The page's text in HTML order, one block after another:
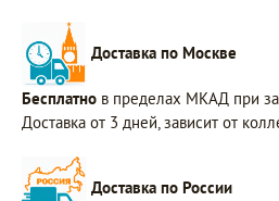
Доставка по Москве
Бесплатно в пределах МКАД при
Доставка от 3 дней, зависит от
Доставка по России